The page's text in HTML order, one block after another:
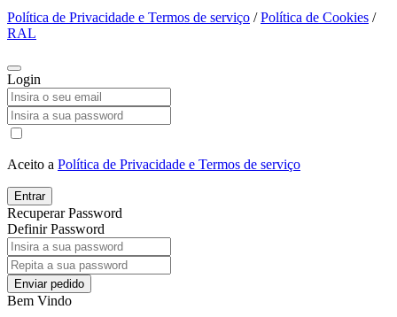
Política de Privacidade e Termos de serviço /Política de Cookies /
RAL
Login
Aceito a Política de Privacidade e Termos de serviço
Entrar
Recuperar Password
Definir Password
Enviar pedido
Bem Vindo